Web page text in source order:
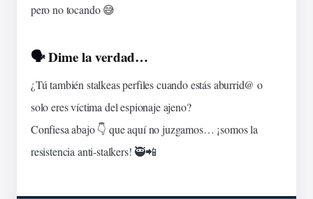
pero no tocando 😅
🗣️ Dime la verdad…
¿Tú también stalkeas perfiles cuando estás aburrid@ o
solo eres víctima del espionaje ajeno?
Confiesa abajo 👇 que aquí no juzgamos… ¡somos la
resistencia anti-stalkers! 🥷📲